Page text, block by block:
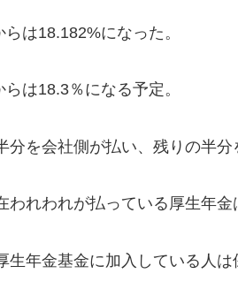
は18.182%になった。
は18.3％になる予定。
を会社側が払い、残りの半分
れわれが払っている厚生年金
年金基金に加入している人は